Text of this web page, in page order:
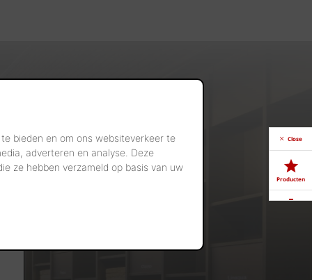
bieden en om ons websiteverkeer te
adverteren en analyse. Deze
ze hebben verzameld op basis van uw
Close
Producten